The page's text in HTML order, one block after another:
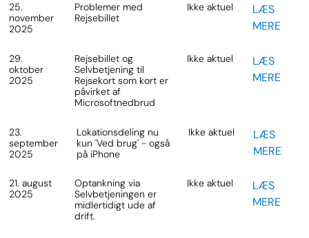
25.
november
2025
Problemer med
Rejsebillet
Ikke aktuel
LÆS
MERE
29.
oktober
2025
Rejsebillet og
Selvbetjening til
Rejsekort som kort er
påvirket af
Microsoftnedbrud
Ikke aktuel
LÆS
MERE
23.
september
2025
Lokationsdeling nu
kun 'Ved brug' - også
på iPhone
Ikke aktuel
LÆS
MERE
21. august
2025
Optankning via
Selvbetjeningen er
midlertidigt ude af
drift.
Ikke aktuel
LÆS
MERE